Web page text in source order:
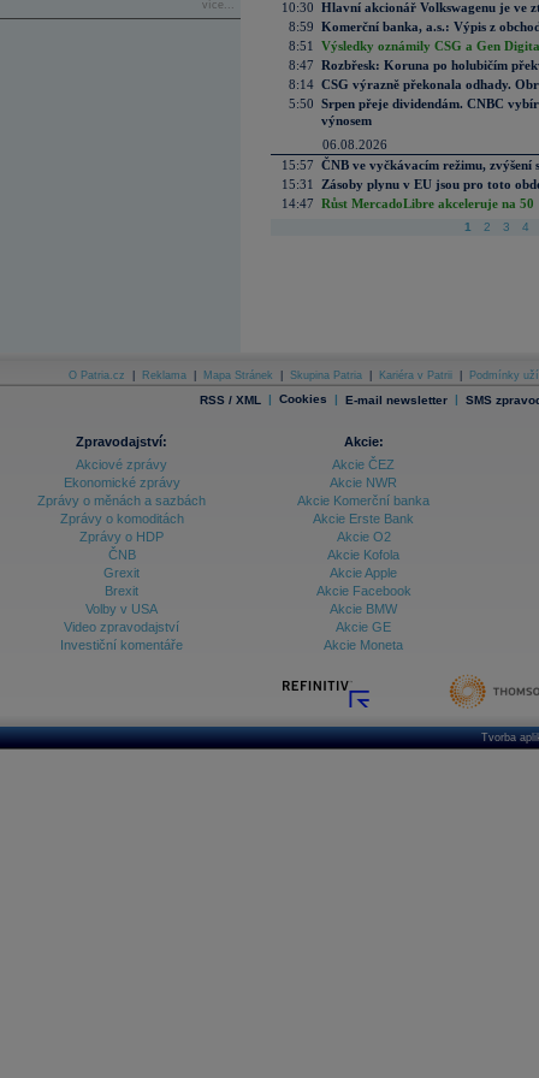
více...
10:30 Hlavní akcionář Volkswagenu je ve
8:59 Komerční banka, a.s.: Výpis z
8:51
Výsledky oznámily CSG a Gen
8:47 Rozbřesk: Koruna po holubičím
8:14 CSG výrazně překonala odhady.
5:50 Srpen přeje dividendám. CNBC
výnosem
06.08.2026
15:57 ČNB ve vyčkávacím režimu, zvýšení
15:31
Zásoby plynu v EU jsou pro toto
14:47 Růst MercadoLibre akceleruje na
1 2 3 4
O Patria.cz Reklama Mapa Stránek Skupina Patria Kariéra v Patrii Podmínky
RSS / XML | Cookies | E-mail newsletter | SMS
Zpravodajství:
Akciové zprávy
Ekonomické zprávy
Zprávy o měnách a sazbách
Zprávy o komoditách
Zprávy o HDP
ČNB
Grexit
Brexit
Volby v USA
Video zpravodajství
Investiční komentáře
Akcie:
Akcie ČEZ
Akcie NWR
Akcie Komerční banka
Akcie Erste Bank
Akcie O2
Akcie Kofola
Akcie Apple
Akcie Facebook
Akcie BMW
Akcie GE
Akcie Moneta
Tvorba